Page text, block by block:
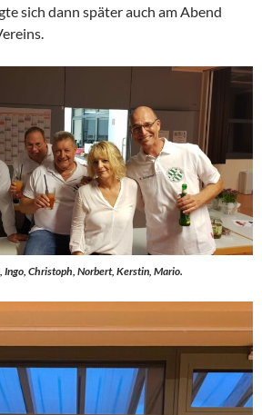
sich dann später auch am Abend
Ingo, Christoph, Norbert, Kerstin, Mario.